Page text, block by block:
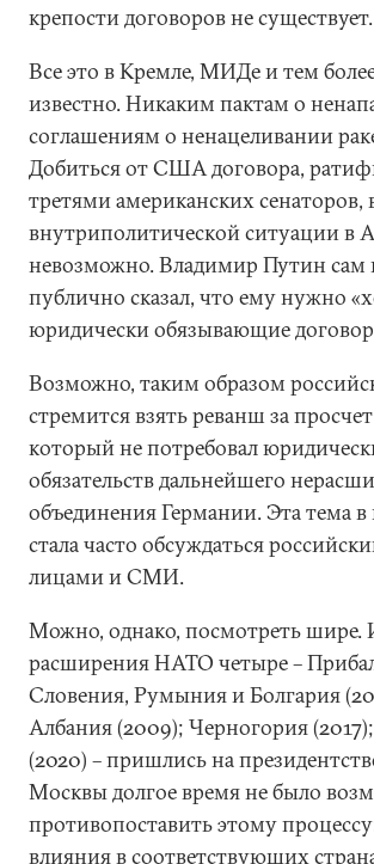
крепости договоров не существует.
Все это в Кремле, МИДе и тем
известно. Никаким пактам о
соглашениям о ненацеливании
Добиться от США договора,
третями американских
внутриполитической ситуации в
невозможно. Владимир Путин сам
публично сказал, что ему нужно
юридически обязывающие
Возможно, таким образом
стремится взять реванш за
который не потребовал
обязательств дальнейшего
объединения Германии. Эта тема в
стала часто обсуждаться
лицами и СМИ.
Можно, однако, посмотреть шире.
расширения НАТО четыре –
Словения, Румыния и Болгария
Албания (2009); Черногория
(2020) – пришлись на
Москвы долгое время не было
противопоставить этому
влияния в соответствующих